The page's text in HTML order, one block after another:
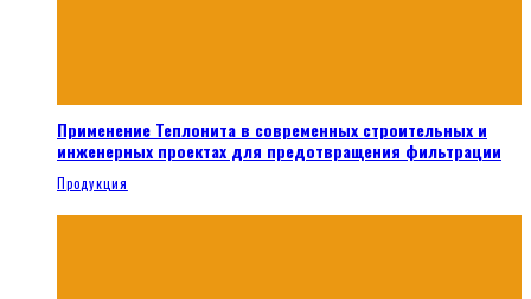
Применение Теплонита в современных строительных и
инженерных проектах для предотвращения фильтрации
Продукция